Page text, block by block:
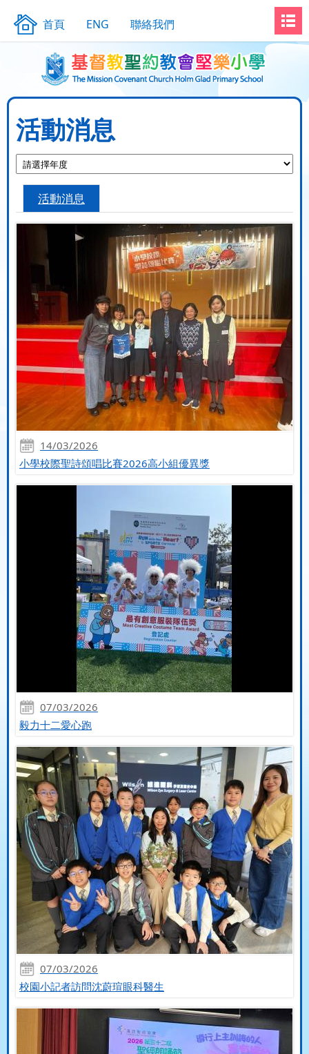
首頁 ENG 聯絡我們
活動消息
活動消息
14/03/2026
小學校際聖詩頌唱比賽2026高小組優異獎
07/03/2026
毅力十二愛心跑
07/03/2026
校園小記者訪問沈蔚瑄眼科醫生